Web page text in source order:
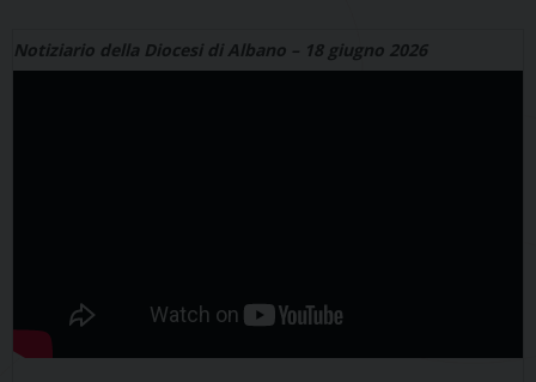
Notiziario della Diocesi di Albano – 18 giugno 2026